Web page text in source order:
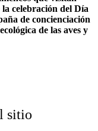
celebración del Día
de concienciación
de las aves y
sitio